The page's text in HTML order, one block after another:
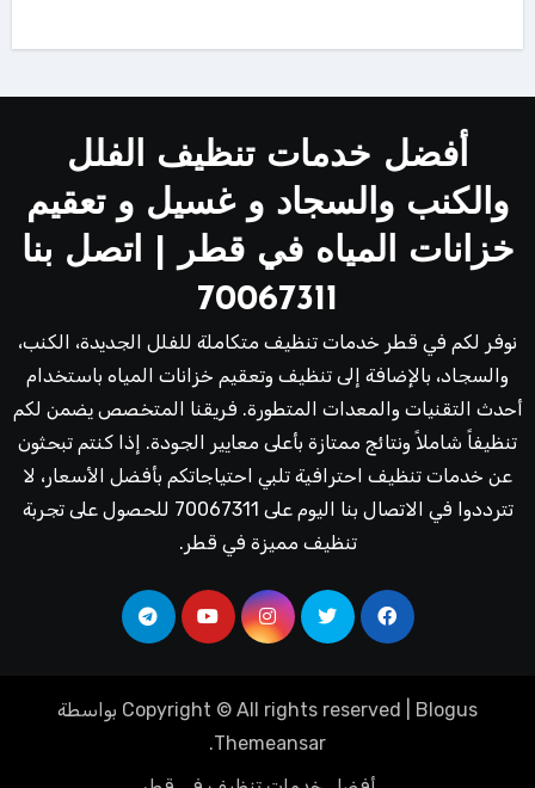
أفضل خدمات تنظيف الفلل
والكنب والسجاد و غسيل و تعقيم
خزانات المياه في قطر | اتصل بنا
70067311
نوفر لكم في قطر خدمات تنظيف متكاملة للفلل الجديدة، الكنب،
والسجاد، بالإضافة إلى تنظيف وتعقيم خزانات المياه باستخدام
أحدث التقنيات والمعدات المتطورة. فريقنا المتخصص يضمن لكم
تنظيفاً شاملاً ونتائج ممتازة بأعلى معايير الجودة. إذا كنتم تبحثون
عن خدمات تنظيف احترافية تلبي احتياجاتكم بأفضل الأسعار، لا
تترددوا في الاتصال بنا اليوم على 70067311 للحصول على تجربة
تنظيف مميزة في قطر.
Copyright © All rights reserved Blogus
بواسطة
Themeansar
.